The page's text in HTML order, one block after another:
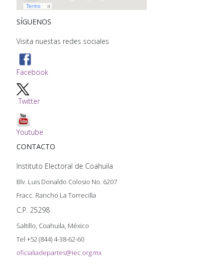
SÍGUENOS
Visita nuestas redes sociales
Facebook
Twitter
Youtube
CONTACTO
Instituto Electoral de Coahuila
Blv. Luis Donaldo Colosio No. 6207
Fracc. Rancho La Torrecilla
C.P. 25298
Saltillo, Coahuila, México
Tel +52 (844) 4-38-62-60
oficialiadepartes@iec.org.mx